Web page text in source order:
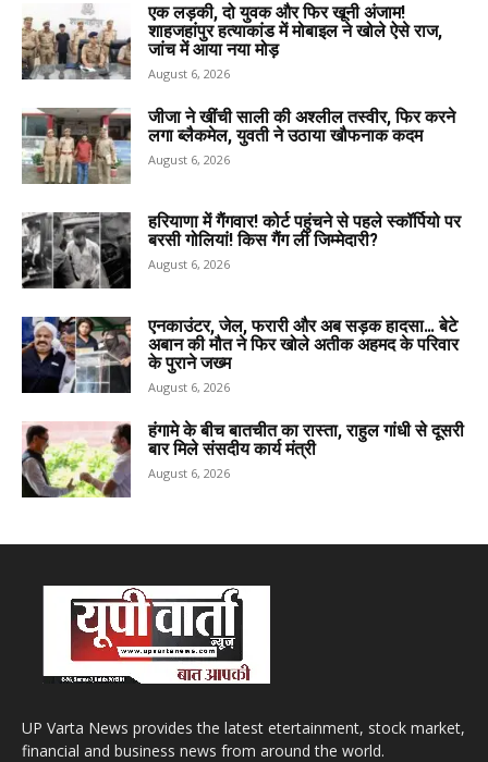
एक लड़की, दो युवक और फिर खूनी अंजाम!
शाहजहांपुर हत्याकांड में मोबाइल ने खोले ऐसे राज,
जांच में आया नया मोड़
August 6, 2026
जीजा ने खींची साली की अश्लील तस्वीर, फिर करने
लगा ब्लैकमेल, युवती ने उठाया खौफनाक कदम
August 6, 2026
हरियाणा में गैंगवार! कोर्ट पहुंचने से पहले स्कॉर्पियो पर
बरसी गोलियां! किस गैंग ली जिम्मेदारी?
August 6, 2026
एनकाउंटर, जेल, फरारी और अब सड़क हादसा… बेटे
अबान की मौत ने फिर खोले अतीक अहमद के परिवार
के पुराने जख्म
August 6, 2026
हंगामे के बीच बातचीत का रास्ता, राहुल गांधी से दूसरी
बार मिले संसदीय कार्य मंत्री
August 6, 2026
UP Varta News provides the latest etertainment, stock market,
financial and business news from around the world.